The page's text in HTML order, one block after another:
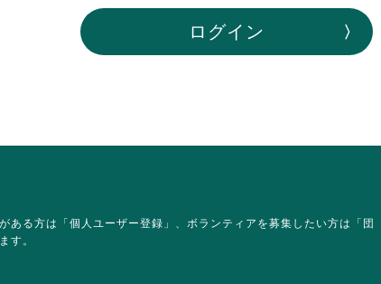
おもてなし語学ボランティアログイン
ある方は「個人ユーザー登録」、ボランティアを募集したい方は「団
す。